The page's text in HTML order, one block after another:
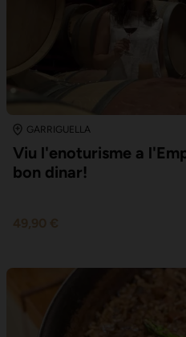
GARRIGUELLA
Viu l'enoturisme a
bon dinar!